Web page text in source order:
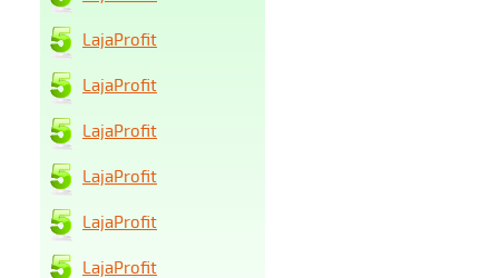
LajaProfit
LajaProfit
LajaProfit
LajaProfit
LajaProfit
LajaProfit